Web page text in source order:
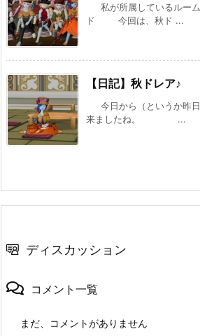
私が所属しているル
ド 今回は、秋ド ...
【日記】秋ドレア♪
今日から（というか昨
来ましたね。 ...
ディスカッション
コメント一覧
まだ、コメントがありません